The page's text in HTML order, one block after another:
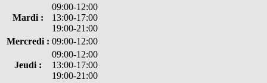
Mardi :
09:00-12:00
13:00-17:00
19:00-21:00
Mercredi : 09:00-12:00
Jeudi :
09:00-12:00
13:00-17:00
19:00-21:00